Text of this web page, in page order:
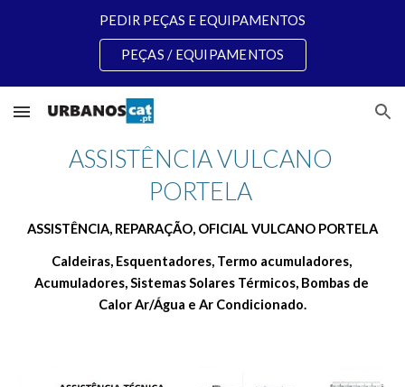
PEDIR PEÇAS E EQUIPAMENTOS
PEÇAS / EQUIPAMENTOS
ASSISTÊNCIA VULCANO
PORTELA
ASSISTÊNCIA, REPARAÇÃO, OFICIAL VULCANO PORTELA
Caldeiras, Esquentadores, Termo acumuladores,
Acumuladores, Sistemas Solares Térmicos, Bombas de
Calor Ar/Água e Ar Condicionado.